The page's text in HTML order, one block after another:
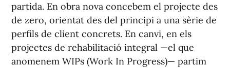
partida. En obra nova concebem el projecte des
de zero, orientat des del principi a una sèrie de
perfils de client concrets. En canvi, en els
projectes de rehabilitació integral —el que
anomenem WIPs (Work In Progress)— partim